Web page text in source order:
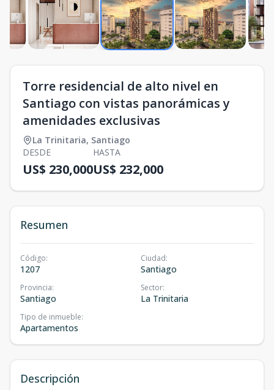
Torre residencial de alto nivel en
Santiago con vistas panorámicas y
amenidades exclusivas
La Trinitaria, Santiago
DESDE
US$ 230,000
HASTA
US$ 232,000
Resumen
Código:
1207
Ciudad:
Santiago
Provincia:
Santiago
Sector:
La Trinitaria
Tipo de inmueble:
Apartamentos
Descripción